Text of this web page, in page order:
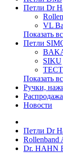
Петли Dr
VL
Показать
Петли
SIKU
Показать
Ручки,
Распродажа
Новости
Петли Dr
Rollenband
Dr. HAHN